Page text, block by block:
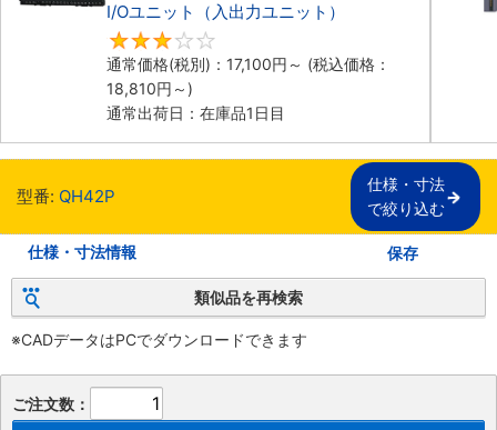
I/Oユニット（入出力ユニット）
通常価格(税別)： 17,100円 ～ (税込価格：
18,810円 ～)
通常出荷日：在庫品1日目
型番: QH42P
仕様・寸法
で絞り込む
仕様・寸法情報 保存
類似品を再検索
※CADデータはPCでダウンロードできます
ご注文数：